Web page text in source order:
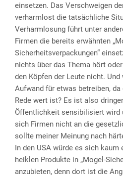
einsetzen. Das Verschweigen
verharmlost die tatsächliche
Verharmlosung führt unter
Firmen die bereits erwähnten
Sicherheitsverpackungen“
nichts über das Thema hört
den Köpfen der Leute nicht.
Aufwand für etwas betreiben,
Rede wert ist? Es ist also
Öffentlichkeit sensibilisiert wird
sich Firmen nicht an die
sollte meiner Meinung nach
In den USA würde es sich kaum
heiklen Produkte in „Mogel-
anzubieten, denn dort ist die